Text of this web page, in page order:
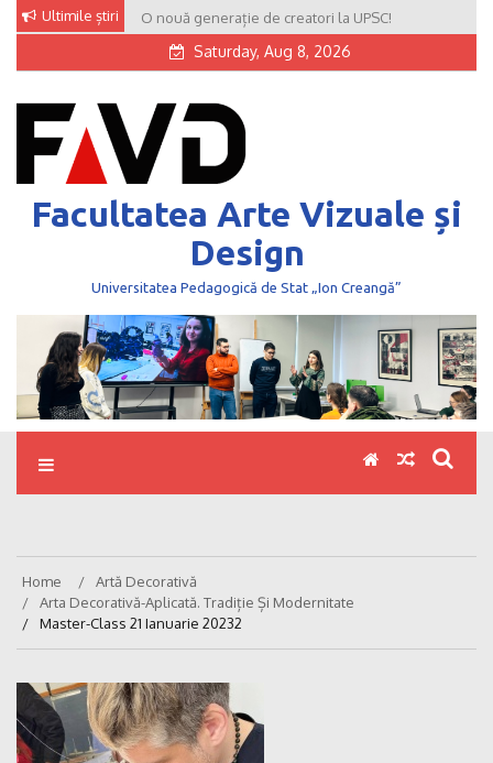
Skip
content
Ultimile știri O nouă generație de creatori la UPSC!
Saturday, Aug 8, 2026
Facultatea Arte Vizuale și
Design
Universitatea Pedagogică de Stat „Ion Creangă”
Home
Artă Decorativă
Arta Decorativă-Aplicată. Tradiție Și Modernitate
Master-Class 21 Ianuarie 20232